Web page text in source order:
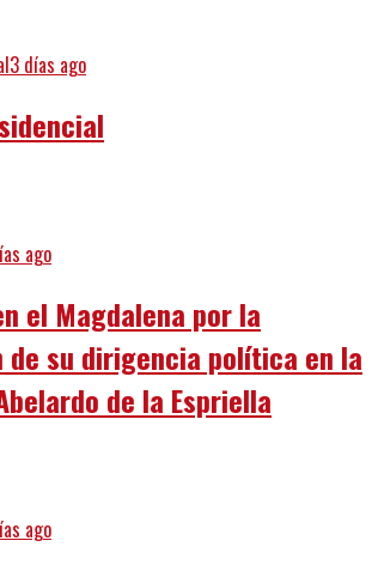
3 días ago
ago
el Magdalena por la
su dirigencia política en la
de la Espriella
ago